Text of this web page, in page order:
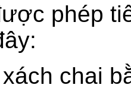
phép
chai